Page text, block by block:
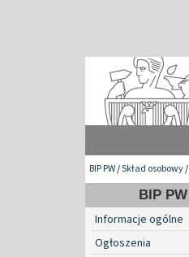
BIP PW/Skład osobowy/
BIP PW
Informacje ogólne
Ogłoszenia